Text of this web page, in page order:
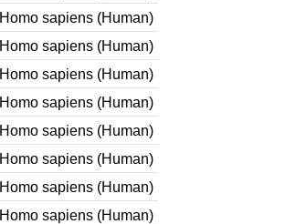
Homo sapiens (Human)
Homo sapiens (Human)
Homo sapiens (Human)
Homo sapiens (Human)
Homo sapiens (Human)
Homo sapiens (Human)
Homo sapiens (Human)
Homo sapiens (Human)